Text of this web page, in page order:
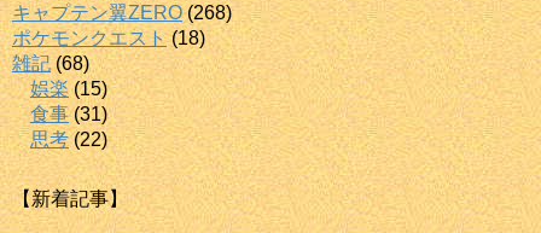
キャプテン翼ZERO(268)
ポケモンクエスト (18)
雑記 (68)
娯楽 (15)
食事(31)
思考(22)
【新着記事】